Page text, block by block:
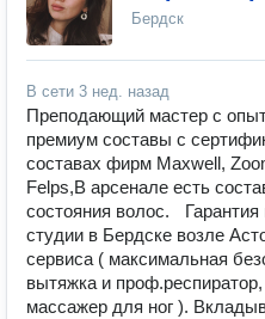
Бердск
В сети 3 нед. назад
Преподающий мастер с
премиум составы с
составах фирм Maxwell,
Felps,В арсенале есть
состояния волос.
студии в Бердске возле
сервиса ( максимальная
вытяжка и
массажер для ног ).